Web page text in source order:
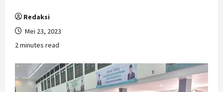
Redaksi
Mei 23, 2023
2 minutes read